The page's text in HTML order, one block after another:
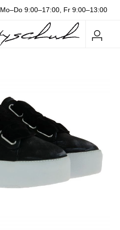
Mo–Do 9:00–17:00, Fr 9:00–13:00